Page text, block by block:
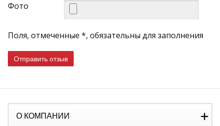
Фото
Поля, отмеченные *, обязательны для заполнения
Отправить отзыв
О КОМПАНИИ